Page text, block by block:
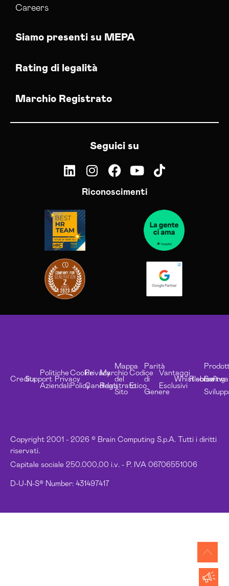
Careers
Siamo presenti su MEPA
Rating di legalità
Marchio Registrato
Seguici su
Riconoscimenti
Copyright 2001 - 2026 © Brain Computing S.p.A. Tutti i diritti
riservati.
Capitale sociale 250.000,00 i.v. - P. IVA 06706551006
D-U-N-S® Number: 431497417
CreditsSupport
Politiche
Aziendali
Privacy
Cookie
Policy
Privacy
Candidati
Marchio
Registrato
Mappa
del
Sito
Codice
Etico
Parità
di
Genere
Vantaggi
Esclusivi
Whistleblowing
Risorse